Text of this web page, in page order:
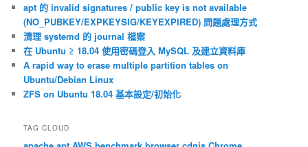
apt 的 invalid signatures / public key is not available
(NO_PUBKEY/EXPKEYSIG/KEYEXPIRED) 問題處理方式
清理 systemd 的 journal 檔案
在 Ubuntu ≥ 18.04 使用密碼登入 MySQL 及建立資料庫
A rapid way to erase multiple partition tables on
Ubuntu/Debian Linux
ZFS on Ubuntu 18.04 基本設定/初始化
TAG CLOUD